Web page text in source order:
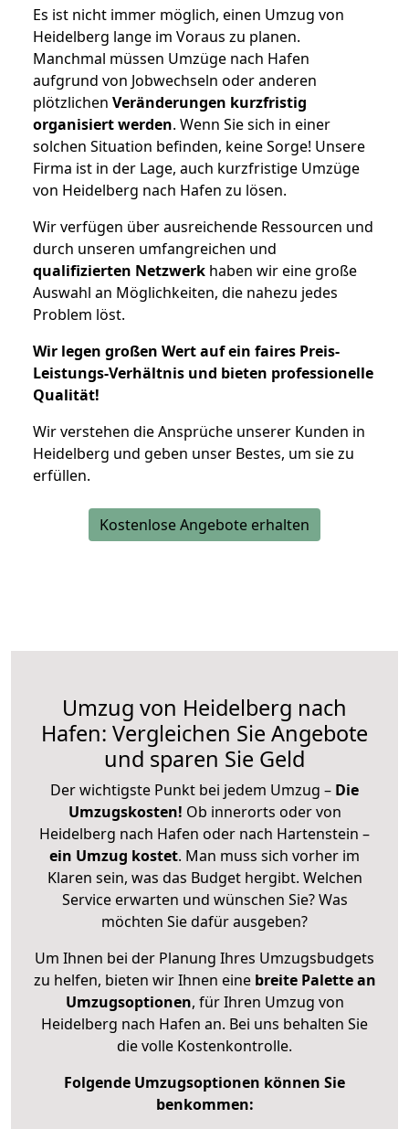
Es ist nicht immer möglich, einen Umzug von
Heidelberg lange im Voraus zu planen.
Manchmal müssen Umzüge nach Hafen
aufgrund von Jobwechseln oder anderen
plötzlichen Veränderungen kurzfristig
organisiert werden. Wenn Sie sich in einer
solchen Situation befinden, keine Sorge! Unsere
Firma ist in der Lage, auch kurzfristige Umzüge
von Heidelberg nach Hafen zu lösen.
Wir verfügen über ausreichende Ressourcen und
durch unseren umfangreichen und
qualifizierten Netzwerk haben wir eine große
Auswahl an Möglichkeiten, die nahezu jedes
Problem löst.
Wir legen großen Wert auf ein faires Preis-
Leistungs-Verhältnis und bieten professionelle
Qualität!
Wir verstehen die Ansprüche unserer Kunden in
Heidelberg und geben unser Bestes, um sie zu
erfüllen.
Kostenlose Angebote erhalten
Umzug von Heidelberg nach
Hafen: Vergleichen Sie Angebote
und sparen Sie Geld
Der wichtigste Punkt bei jedem Umzug – Die
Umzugskosten! Ob innerorts oder von
Heidelberg nach Hafen oder nach Hartenstein –
ein Umzug kostet. Man muss sich vorher im
Klaren sein, was das Budget hergibt. Welchen
Service erwarten und wünschen Sie? Was
möchten Sie dafür ausgeben?
Um Ihnen bei der Planung Ihres Umzugsbudgets
zu helfen, bieten wir Ihnen eine breite Palette an
Umzugsoptionen, für Ihren Umzug von
Heidelberg nach Hafen an. Bei uns behalten Sie
die volle Kostenkontrolle.
Folgende Umzugsoptionen können Sie
benkommen: